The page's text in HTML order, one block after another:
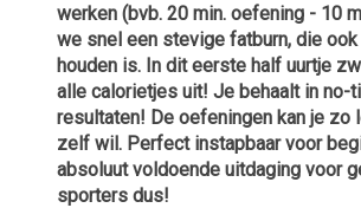
werken (bvb. 20 min. oefening - 10
we snel een stevige fatburn, die
houden is. In dit eerste half uurtje
alle calorietjes uit! Je behaalt in no-
resultaten! De oefeningen kan je zo
zelf wil. Perfect instapbaar voor
absoluut voldoende uitdaging voor
sporters dus!